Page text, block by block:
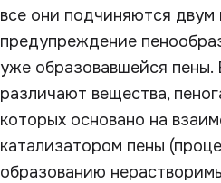
все они подчиняются двум
предупреждение
уже образовавшейся пены.
различают вещества,
которых основано на
катализатором пены
образованию